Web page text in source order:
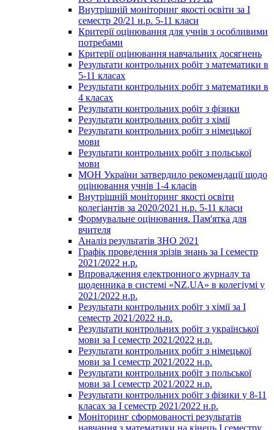
Внутрішній моніторинг якості освіти за І
семестр 20/21 н.р. 5-11 класи
Критерії оцінювання для учнів з особливими
потребами
Критерії оцінювання навчальних досягнень
Результати контрольних робіт з математики в
5-11 класах
Результати контрольних робіт з математики в
4 класах
Результати контрольних робіт з фізики
Результати контрольних робіт з хімії
Результати контрольних робіт з німецької
мови
Результати контрольних робіт з польської
мови
МОН України затвердило рекомендації щодо
оцінювання учнів 1-4 класів
Внутрішній моніторинг якості освіти
колегіантів за 2020/2021 н.р. 5-11 класи
Формувальне оцінювання. Пам'ятка для
вчителя
Аналіз результатів ЗНО 2021
Графік проведення зрізів знань за І семестр
2021/2022 н.р.
Впровадження електронного журналу та
щоденника в системі «NZ.UA» в колегіумі у
2021/2022 н.р.
Результати контрольних робіт з хімії за І
семестр 2021/2022 н.р.
Результати контрольних робіт з української
мови за І семестр 2021/2022 н.р.
Результати контрольних робіт з німецької
мови за І семестр 2021/2022 н.р.
Результати контрольних робіт з польської
мови за І семестр 2021/2022 н.р.
Результати контрольних робіт з фізики у 8-11
класах за І семестр 2021/2022 н.р.
Моніторинг сформованості результатів
навчання з математики на кінець І семестру